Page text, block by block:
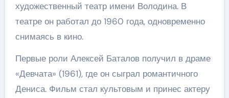
художественный театр имени Володина. В
театре он работал до 1960 года, одновременно
снимаясь в кино.
Первые роли Алексей Баталов получил в драме
«Девчата» (1961), где он сыграл романтичного
Дениса. Фильм стал культовым и принес актеру